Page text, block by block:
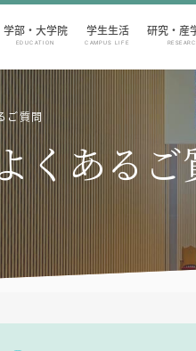
学部・大学院
EDUCATION
学生生活
CAMPUS LIFE
研究・産
ご質問
くあるご